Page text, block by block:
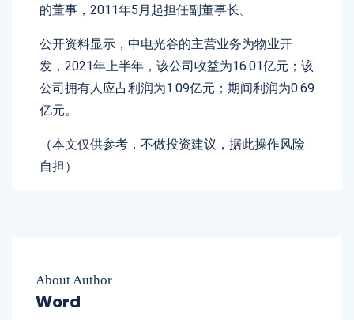
的董事，2011年5月起担任副董事长。
公开资料显示，中电光谷的主营业务为物业开
发，2021年上半年，该公司收益为16.01亿元；该
公司拥有人应占利润为1.09亿元；期间利润为0.69
亿元。
（本文仅供参考，不做投资建议，据此操作风险
自担）
About Author
Word